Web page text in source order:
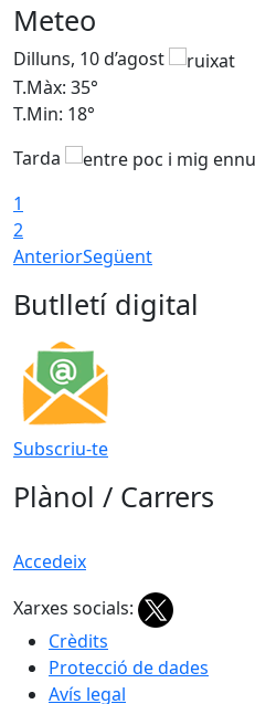
Meteo
Dilluns, 10 d’agost
T.Màx: 35°
T.Min: 18°
Tarda
1
2
AnteriorSegüent
Butlletí digital
Subscriu-te
Plànol / Carrers
Accedeix
Xarxes socials:
Crèdits
Protecció de dades
Avís legal